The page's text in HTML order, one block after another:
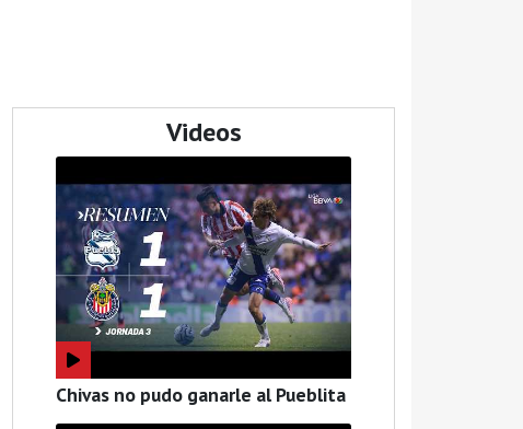
Videos
Chivas no pudo ganarle al Pueblita